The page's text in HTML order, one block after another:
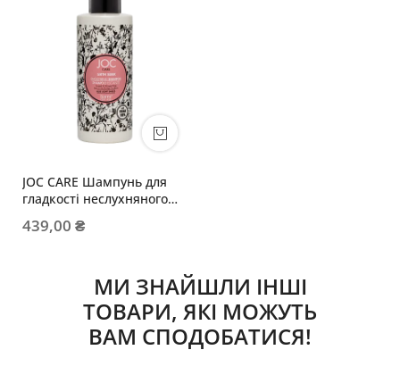
JOC CARE Шампунь для
гладкості неслухняного
439,00 ₴
МИ ЗНАЙШЛИ ІНШІ
ТОВАРИ, ЯКІ МОЖУТЬ
ВАМ СПОДОБАТИСЯ!